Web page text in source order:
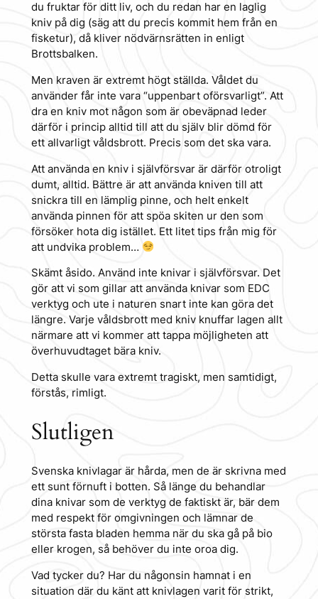
du fruktar för ditt liv, och du redan har en laglig
kniv på dig (säg att du precis kommit hem från en
fisketur), då kliver nödvärnsrätten in enligt
Brottsbalken.
Men kraven är extremt högt ställda. Våldet du
använder får inte vara “uppenbart oförsvarligt”. Att
dra en kniv mot någon som är obeväpnad leder
därför i princip alltid till att du själv blir dömd för
ett allvarligt våldsbrott. Precis som det ska vara.
Att använda en kniv i självförsvar är därför otroligt
dumt, alltid. Bättre är att använda kniven till att
snickra till en lämplig pinne, och helt enkelt
använda pinnen för att spöa skiten ur den som
försöker hota dig istället. Ett litet tips från mig för
att undvika problem…
Skämt åsido. Använd inte knivar i självförsvar. Det
gör att vi som gillar att använda knivar som EDC
verktyg och ute i naturen snart inte kan göra det
längre. Varje våldsbrott med kniv knuffar lagen allt
närmare att vi kommer att tappa möjligheten att
överhuvudtaget bära kniv.
Detta skulle vara extremt tragiskt, men samtidigt,
förstås, rimligt.
Slutligen
Svenska knivlagar är hårda, men de är skrivna med
ett sunt förnuft i botten. Så länge du behandlar
dina knivar som de verktyg de faktiskt är, bär dem
med respekt för omgivningen och lämnar de
största fasta bladen hemma när du ska gå på bio
eller krogen, så behöver du inte oroa dig.
Vad tycker du? Har du någonsin hamnat i en
situation där du känt att knivlagen varit för strikt,